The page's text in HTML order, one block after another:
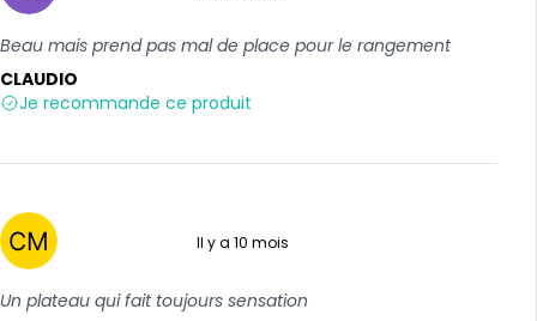
Beau mais prend pas mal de place pour le rangement
CLAUDIO
Je recommande ce produit
Il y a 10 mois
Un plateau qui fait toujours sensation